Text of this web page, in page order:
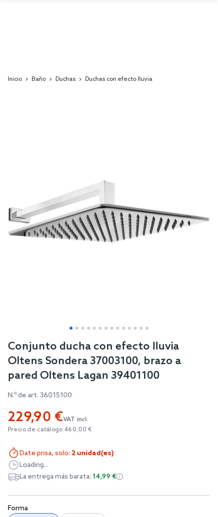
Inicio Baño Duchas Duchas con efecto lluvia
Skip
to
beginning
of
images
gallery
Conjunto ducha con efecto lluvia
Oltens Sondera 37003100, brazo a
pared Oltens Lagan 39401100
N.º de art. 36015100
229,90 €VAT incl.
Precio de catálogo:460,00 €
Forma
Date prisa, solo: 2 unidad(es)
Loading...
La entrega más barata: 14,99 €